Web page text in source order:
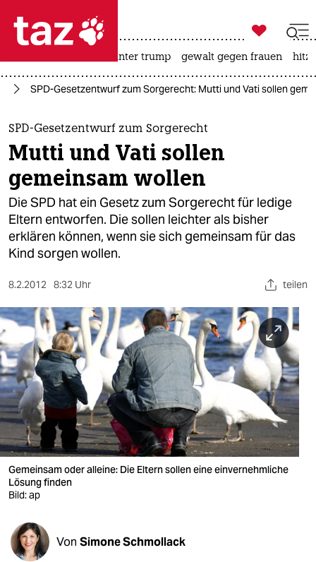
 taz zahl ich
taz zahl ich
themen
politik
öko
gesellschaft
kultur
sport
berlin
nord
wahrheit
verlag
verlag
veranstaltungen
shop
fragen & hilfe
unterstützen

taz zahl ich
usa unter trump gewalt gegen frauen hitze
SPD-Gesetzentwurf zum Sorgerecht: Mutti und Vati sollen
SPD-Gesetzentwurf zum Sorgerecht
Mutti und Vati sollen
gemeinsam wollen
Die SPD hat ein Gesetz zum Sorgerecht für ledige
Eltern entworfen. Die sollen leichter als bisher
erklären können, wenn sie sich gemeinsam für das
Kind sorgen wollen.
8.2.2012 8:32 Uhr teilen
Gemeinsam oder alleine: Die Eltern sollen eine einvernehmliche
Lösung finden
Bild: ap
Von Simone Schmollack